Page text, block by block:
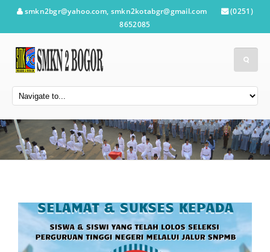
smkn2bgr@yahoo.com, smkn2kotabgr@gmail.com
(0251)
8652085